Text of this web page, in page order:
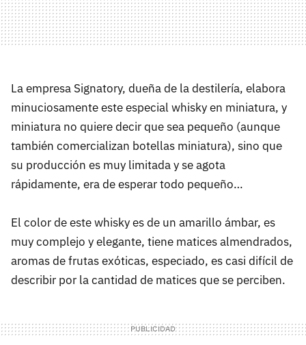
La empresa Signatory, dueña de la destilería, elabora
minuciosamente este especial whisky en miniatura, y
miniatura no quiere decir que sea pequeño (aunque
también comercializan botellas miniatura), sino que
su producción es muy limitada y se agota
rápidamente, era de esperar todo pequeño…
El color de este whisky es de un amarillo ámbar, es
muy complejo y elegante, tiene matices almendrados,
aromas de frutas exóticas, especiado, es casi difícil de
describir por la cantidad de matices que se perciben.